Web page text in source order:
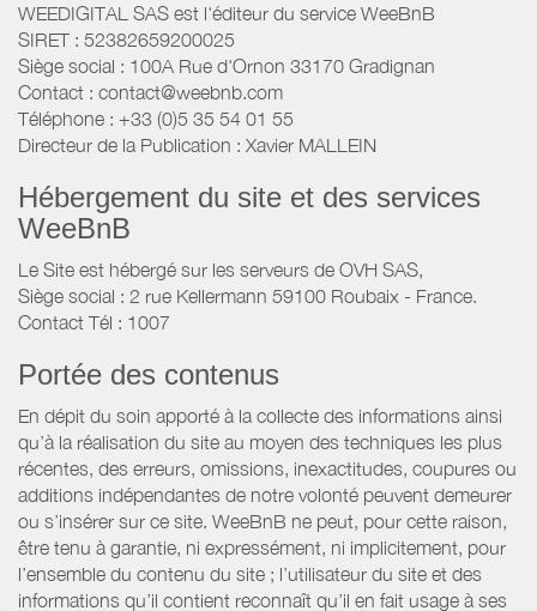
WEEDIGITAL SAS est l'éditeur du service WeeBnB
SIRET : 52382659200025
Siège social : 100A Rue d'Ornon 33170 Gradignan
Contact : contact@weebnb.com
Téléphone : +33 (0)5 35 54 01 55
Directeur de la Publication : Xavier MALLEIN
Hébergement du site et des services
WeeBnB
Le Site est hébergé sur les serveurs de OVH SAS,
Siège social : 2 rue Kellermann 59100 Roubaix - France.
Contact Tél : 1007
Portée des contenus
En dépit du soin apporté à la collecte des informations ainsi
qu’à la réalisation du site au moyen des techniques les plus
récentes, des erreurs, omissions, inexactitudes, coupures ou
additions indépendantes de notre volonté peuvent demeurer
ou s’insérer sur ce site. WeeBnB ne peut, pour cette raison,
être tenu à garantie, ni expressément, ni implicitement, pour
l’ensemble du contenu du site ; l’utilisateur du site et des
informations qu’il contient reconnaît qu’il en fait usage à ses